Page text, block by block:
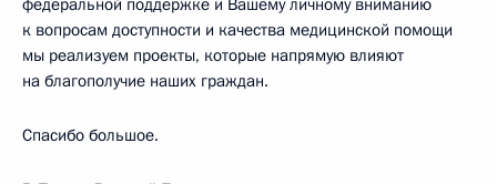
к вопросам доступности и качества медицинской помощи
мы реализуем проекты, которые напрямую влияют
на благополучие наших граждан.
Спасибо большое.